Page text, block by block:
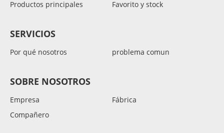
Productos principales Favorito y stock
SERVICIOS
Por qué nosotros problema comun
SOBRE NOSOTROS
Empresa
Fábrica
Compañero